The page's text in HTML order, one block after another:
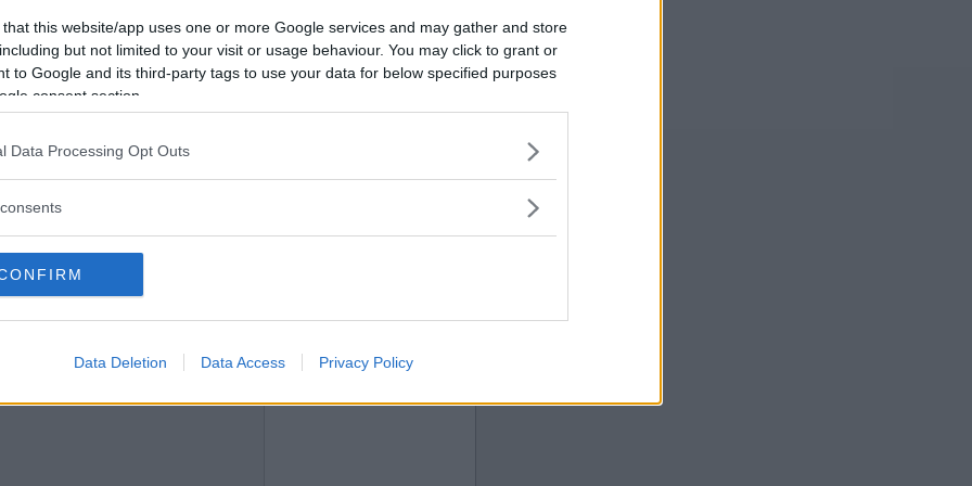
that this website/app uses one or more Google services and may gather and store
but not limited to your visit or usage behaviour. You may click to grant or
to Google and its third-party tags to use your data for below specified purposes
consent section.
Data Processing Opt Outs
Data Deletion Data Access Privacy Policy
Vill du bli
medlem?